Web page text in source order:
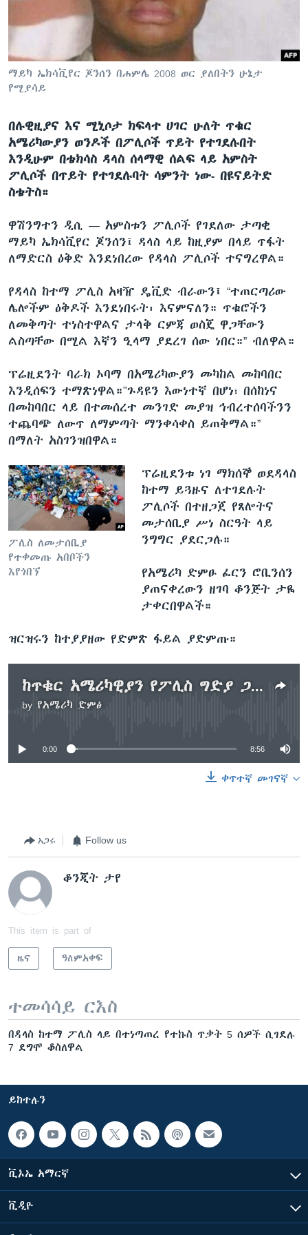
ማይካ ኤክሳቪየር ጆንሰን በሐምሌ 2008 ወር ያለበትን ሁኔታ
የሚያሳይ
በሉዊዚያና እና ሚኒሶታ ክፍላተ ሀገር ሁለት ጥቁር
አሜሪካውያን ወንዶች በፖሊሶች ጥይት የተገደሉበት
እንዲሁም በቴክሳስ ዳላስ ሰላማዊ ሰልፍ ላይ አምስት
ፖሊሶች በጥይት የተገደሉባት ሳምንት ነው- በዩናይትድ
ስቴትስ።
ዋሽንግተን ዲሲ — አምስቱን ፖሊሶች የገደለው ታጣቂ
ማይካ ኤክሳቪየር ጆንሰን፤ ዳላስ ላይ ከዚያም በላይ ጥፋት
ለማድርስ ዕቅድ እንደነበረው የዳላስ ፖሊሶች ተናግረዋል።
የዳላስ ከተማ ፖሊስ አዛዥ ዴቪድ ብራውን፤ “ተጠርጣሪው
ሌሎችም ዕቅዶች እንደነበሩት፡ እናምናለን። ጥቁሮችን
ለመቅጣት ተነስተዋልና ታላቅ ርምጃ ወስጄ ዋጋቸውን
ልስጣቸው በሚል እኛን ዒላማ ያደረገ ሰው ነበር።” ብለዋል።
ፕሬዚደንት ባራክ ኦባማ በአሜሪካውያን መካከል መከባበር
እንዲሰፍን ተማጽነዋል።"ጉዳዩን እውነተኛ በሆነ፣ በሰከነና
በመከባበር ላይ በተመሰረተ መንገድ መያዝ ኅብረተሰባችንን
ተጨባጭ ለውጥ ለማምጣት ማንቀሳቀስ ይጠቅማል።”
በማለት አስገንዝበዋል።
ፖሊስ ለመታሰቢያ
የተቀመጡ አበቦችን
እየጎበኘ
ፕሬዚደንቱ ነገ ማክሰኞ ወደዳላስ
ከተማ ይጓዙና ለተገደሉት
ፖሊሶች በተዘጋጀ የጸሎትና
መታሰቢያ ሥነ ስርዓት ላይ
ንግግር ያደርጋሉ።
የአሜሪካ ድምፁ ፈርን ሮቢንሰን
ያጠናቀረውን ዘገባ ቆንጅት ታዬ
ታቀርበዋልች።
ዝርዝሩን ከተያያዘው የድምጽ ፋይል ያድምጡ።
ከጥቁር አሜሪካዊያን የፖሊስ ግድያ ጋር የተያያዘው ውዝግብ
by የአሜሪካ ድምፅ
No media source currently available
0:00 8:56
ቀጥተኛ መገናኛ
አጋሩ Follow us
ቆንጂት ታየ
This item is part of
ዜና ዓለምአቀፍ
ተመሳሳይ ርእስ
በዳላስ ከተማ ፖሊስ ላይ በተነጣጠረ የተኩስ ጥቃት 5 ሰዎች ሲገደሉ
7 ደግሞ ቆስለዋል
ይከተሉን
ቪኦኤ አማርኛ
ቪዲዮ